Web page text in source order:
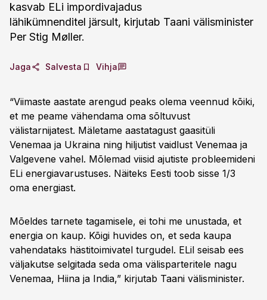
kasvab ELi impordivajadus
lähikümnenditel järsult, kirjutab Taani välisminister
Per Stig Møller.
Jaga Salvesta Vihja
“Viimaste aastate arengud peaks olema veennud kõiki,
et me peame vähendama oma sõltuvust
välistarnijatest. Mäletame aastatagust gaasitüli
Venemaa ja Ukraina ning hiljutist vaidlust Venemaa ja
Valgevene vahel. Mõlemad viisid ajutiste probleemideni
ELi energiavarustuses. Näiteks Eesti toob sisse 1/3
oma energiast.
Mõeldes tarnete tagamisele, ei tohi me unustada, et
energia on kaup. Kõigi huvides on, et seda kaupa
vahendataks hästitoimivatel turgudel. ELil seisab ees
väljakutse selgitada seda oma välisparteritele nagu
Venemaa, Hiina ja India,” kirjutab Taani välisminister.